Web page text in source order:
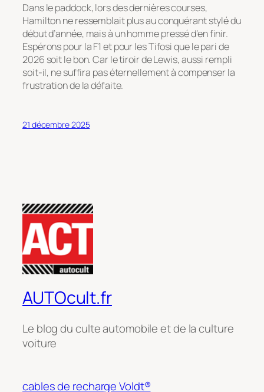
Dans le paddock, lors des dernières courses,
Hamilton ne ressemblait plus au conquérant stylé du
début d’année, mais à un homme pressé d’en finir.
Espérons pour la F1 et pour les Tifosi que le pari de
2026 soit le bon. Car le tiroir de Lewis, aussi rempli
soit-il, ne suffira pas éternellement à compenser la
frustration de la défaite.
21 décembre 2025
AUTOcult.fr
Le blog du culte automobile et de la culture
voiture
cables de recharge Voldt®